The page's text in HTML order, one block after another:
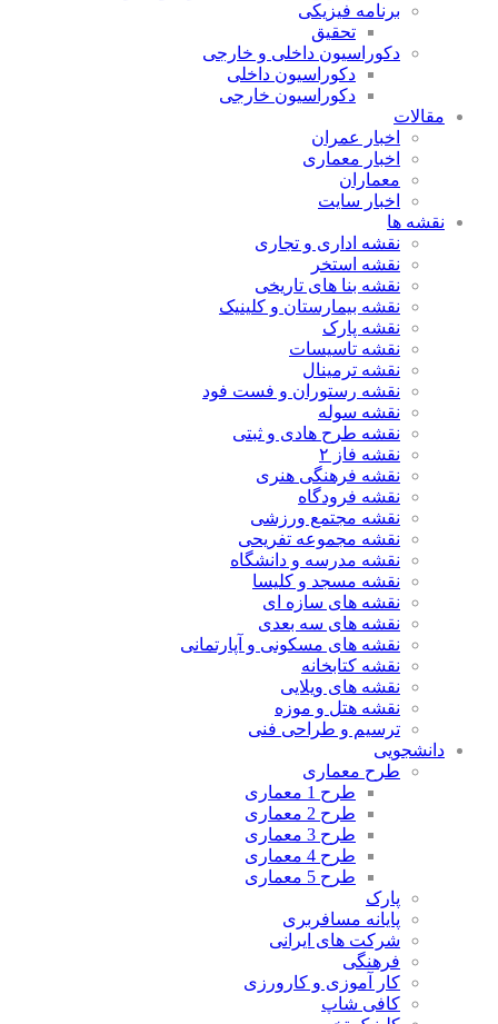
برنامه فیزیکی
تحقیق
دکوراسیون داخلی و خارجی
دکوراسیون داخلی
دکوراسیون خارجی
مقالات
اخبار عمران
اخبار معماری
معماران
اخبار سایت
نقشه ها
نقشه اداری و تجاری
نقشه استخر
نقشه بنا های تاریخی
نقشه بیمارستان و کلینیک
نقشه پارک
نقشه تاسیسات
نقشه ترمینال
نقشه رستوران و فست فود
نقشه سوله
نقشه طرح هادی و ثبتی
نقشه فاز ۲
نقشه فرهنگی هنری
نقشه فرودگاه
نقشه مجتمع ورزشی
نقشه مجموعه تفریحی
نقشه مدرسه و دانشگاه
نقشه مسجد و کلیسا
نقشه های سازه ای
نقشه های سه بعدی
نقشه های مسکونی و آپارتمانی
نقشه کتابخانه
نقشه های ویلایی
نقشه هتل و موزه
ترسیم و طراحی فنی
دانشجویی
طرح معماری
طرح 1 معماری
طرح 2 معماری
طرح 3 معماری
طرح 4 معماری
طرح 5 معماری
پارک
پایانه مسافربری
شرکت های ایرانی
فرهنگی
کار آموزی و کارورزی
کافی شاپ